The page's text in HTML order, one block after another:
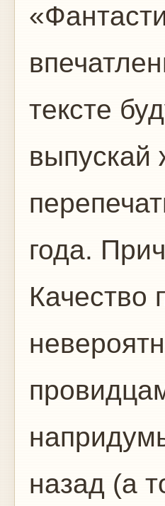
тексте
выпускай
года.
Качество
назад (а